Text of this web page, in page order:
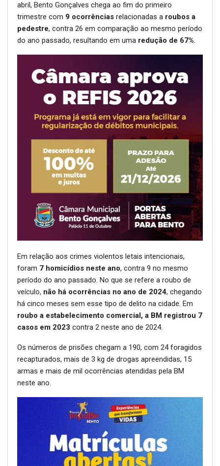
abril, Bento Gonçalves chega ao fim do primeiro
trimestre com 9 ocorrências relacionadas a roubos a
pedestre, contra 26 em comparação ao mesmo período
do ano passado, resultando em uma redução de 67%.
Em relação aos crimes violentos letais intencionais,
foram 7 homicídios neste ano, contra 9 no mesmo
período do ano passado. No que se refere a roubo de
veículo, não há ocorrências no ano de 2024, chegando
há cinco meses sem esse tipo de delito na cidade. Em
roubo a estabelecimento comercial, a BM registrou 7
casos em 2023 contra 2 neste ano de 2024.
Os números de prisões chegam a 190, com 24 foragidos
recapturados, mais de 3 kg de drogas apreendidas, 15
armas e mais de mil ocorrências atendidas pela BM
neste ano.